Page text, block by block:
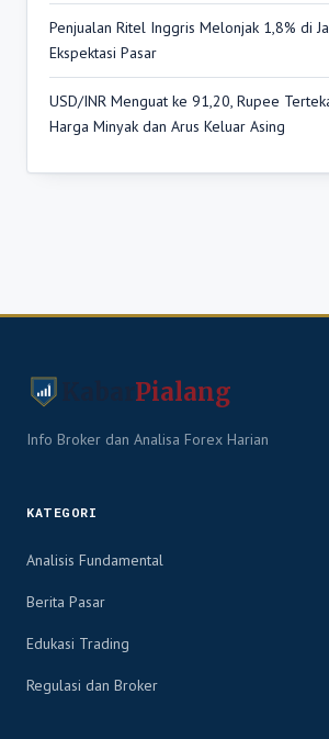
Penjualan Ritel Inggris Melonjak 1,8% di
Ekspektasi Pasar
USD/INR Menguat ke 91,20, Rupee
Harga Minyak dan Arus Keluar Asing
Pialang
Info Broker dan Analisa Forex Harian
KATEGORI
Analisis Fundamental
Berita Pasar
Edukasi Trading
Regulasi dan Broker